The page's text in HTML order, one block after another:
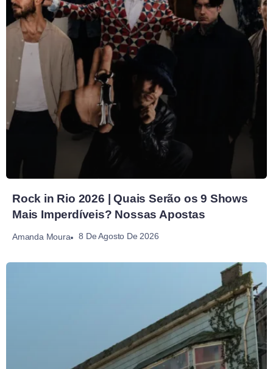
Rock in Rio 2026 | Quais Serão os 9 Shows
Mais Imperdíveis? Nossas Apostas
Amanda Moura 8 De Agosto De 2026